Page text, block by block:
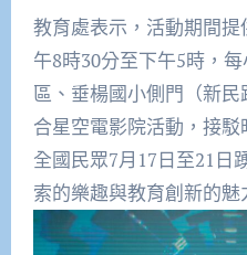
教育處表示，活動期間
午8時30分至下午5時，
區、垂楊國小側門（新
合星空電影院活動，接
全國民眾7月17日至21日
索的樂趣與教育創新的魅